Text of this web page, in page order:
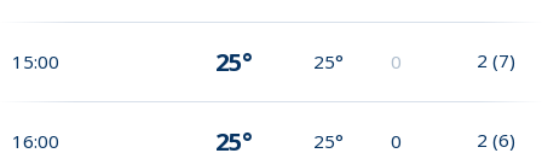
15:00 25° 25° 0 2 (7)
16:00 25° 25° 0 2 (6)